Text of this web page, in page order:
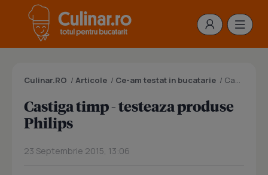
Culinar.RO / Articole / Ce-am testat in bucatarie / Castiga timp - testeaza produse Philips
Castiga timp - testeaza produse
Philips
23 Septembrie 2015, 13:06